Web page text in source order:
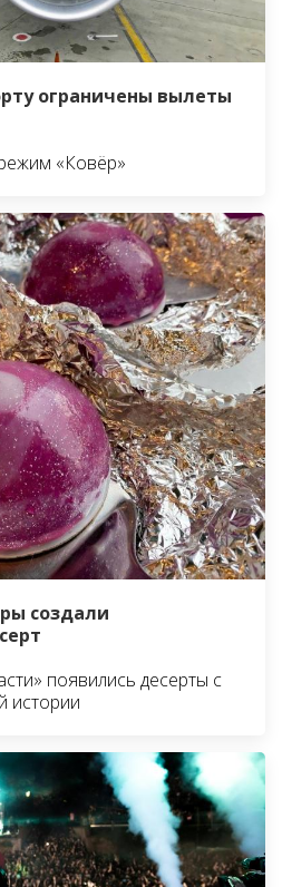
ограничены вылеты
«Ковёр»
создали
появились десерты с
истории